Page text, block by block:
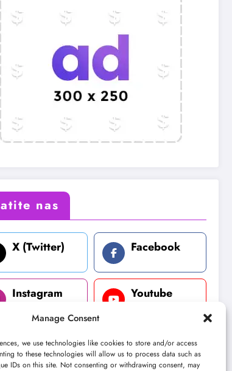
Manage Consent
we use technologies like cookies to store and/or access
to these technologies will allow us to process data such as
IDs on this site. Not consenting or withdrawing consent, may
nas
X (Twitter) Facebook
Instagram Youtube
LinkedIn